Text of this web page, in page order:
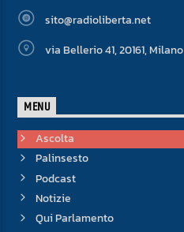
sito@radioliberta.net
via Bellerio 41, 20161, Milano
MENU
Ascolta
Palinsesto
Podcast
Notizie
Qui Parlamento